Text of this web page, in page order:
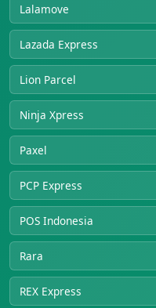
Lalamove
Lazada Express
Lion Parcel
Ninja Xpress
Paxel
PCP Express
POS Indonesia
Rara
REX Express